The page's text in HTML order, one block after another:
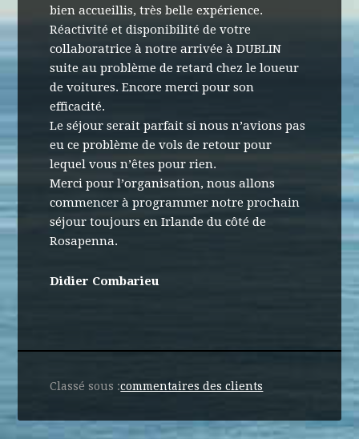
bien accueillis, très belle expérience.
Réactivité et disponibilité de votre
collaboratrice à notre arrivée à DUBLIN
suite au problème de retard chez le loueur
de voitures. Encore merci pour son
efficacité.
Le séjour serait parfait si nous n’avions pas
eu ce problème de vols de retour pour
lequel vous n’êtes pour rien.
Merci pour l’organisation, nous allons
commencer à programmer notre prochain
séjour toujours en Irlande du côté de
Rosapenna.
Didier Combarieu
Classé sous :commentaires des clients